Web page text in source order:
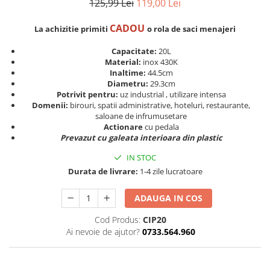
125,99 Lei 119,00 Lei
La achizitie primiti CADOU o rola de saci menajeri
Capacitate: 20L
Material: inox 430K
Inaltime: 44.5cm
Diametru: 29.3cm
Potrivit pentru: uz industrial , utilizare intensa
Domenii: birouri, spatii administrative, hoteluri, restaurante,
saloane de infrumusetare
Actionarecu pedala
Prevazut cu galeata interioara din plastic
IN STOC
Durata de livrare: 1-4 zile lucratoare
ADAUGA IN COS
Cod Produs: CIP20
Ai nevoie de ajutor? 0733.564.960